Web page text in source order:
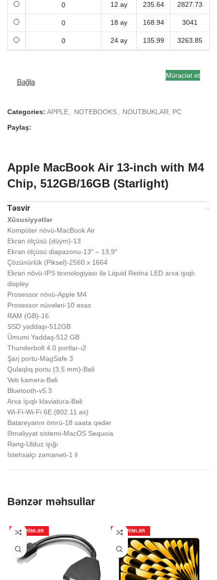
12 ay 235.64 2827.73
18 ay 168.94 3041
24 ay 135.99 3263.85
Bağla
Müraciət et
Categories: APPLE, NOTEBOOKS, NOUTBUKLAR, PC
Paylaş:
Apple MacBook Air 13-inch with M4
Chip, 512GB/16GB (Starlight)
Təsvir
Xüsusiyyətlər
Kompüter növü-MacBook Air
Ekran ölçüsü (düym)-13
Ekran ölçüsü diapazonu-13″ – 13,9″
Çözünürlük (Piksel)-2560 x 1664
Ekran növü-IPS texnologiyası ilə Liquid Retina LED arxa işıqlı
displey
Prosessor növü-Apple M4
Prosessor nüvələri-10 əsas
RAM (GB)-16
SSD yaddaşı-512GB
Ümumi Yaddaş-512 GB
Thunderbolt 4.0 portlar-ı2
Şarj portu-MagSafe 3
Qulaqlıq portu (3,5 mm)-Bəli
Veb kamera-Bəli
Bluetooth-v5.3
Arxa işıqlı klaviatura-Bəli
Wi-Fi-Wi-Fi 6E (802.11 ax)
Batareyanın ömrü-18 saata qədər
Əməliyyat sistemi-MacOS Sequoia
Rəng-Ulduz işığı
İstehsalçı zəmanəti-1 il
Bənzər məhsullar
ENDIRIMLƏR ENDIRIMLƏR